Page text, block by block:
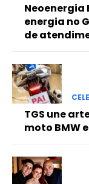
Included for
Etiam est
Nullam eu
Donec quis est
Orci varius
Pro
energia no
de
TGS une
moto BMW